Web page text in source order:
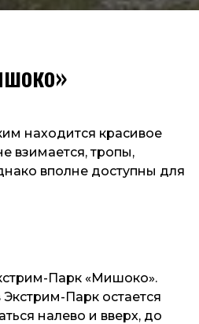
Парк «Мишоко».
Парк остается
налево и вверх, до
находится красивое
взимается, тропы,
вполне доступны для